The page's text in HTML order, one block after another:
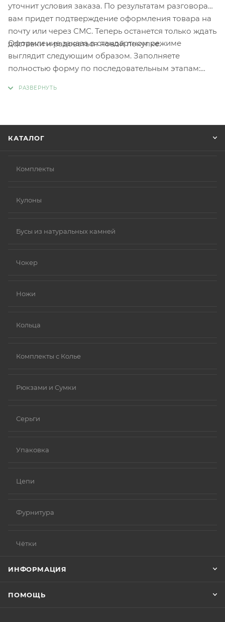
уточнит условия заказа. По результатам разговора
вам придет подтверждение оформления товара на
почту или через СМС. Теперь останется только ждать
доставки и радоваться новой покупке.
Оформление заказа в стандартном режиме
выглядит следующим образом. Заполняете
полностью форму по последовательным этапам:
КАТАЛОГ
Комплекты
Кулоны
Бусы из натуральных камней
Чокер
Ножи
Кольца
Комплекты с Колье
Рюкзами и Сумки
Серьги
Упаковка
Цепи
Фурнитура
Чётки
ИНФОРМАЦИЯ
ПОМОЩЬ